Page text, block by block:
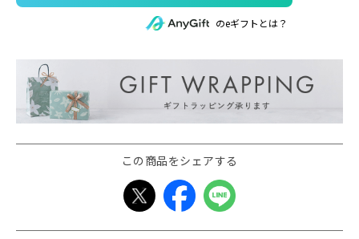
のeギフトとは？
この商品をシェアする